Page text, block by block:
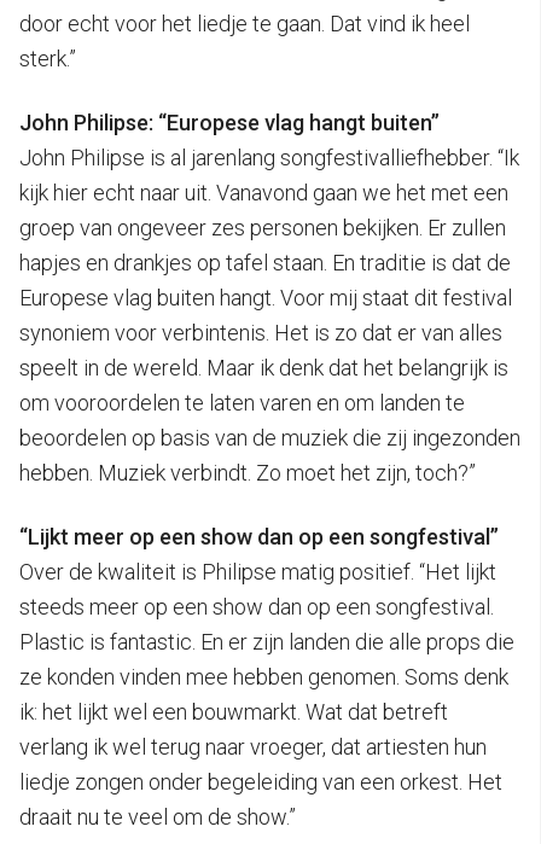
door echt voor het liedje te gaan. Dat vind ik heel
sterk.”
John Philipse: “Europese vlag hangt buiten”
John Philipse is al jarenlang songfestivalliefhebber. “Ik
kijk hier echt naar uit. Vanavond gaan we het met een
groep van ongeveer zes personen bekijken. Er zullen
hapjes en drankjes op tafel staan. En traditie is dat de
Europese vlag buiten hangt. Voor mij staat dit festival
synoniem voor verbintenis. Het is zo dat er van alles
speelt in de wereld. Maar ik denk dat het belangrijk is
om vooroordelen te laten varen en om landen te
beoordelen op basis van de muziek die zij ingezonden
hebben. Muziek verbindt. Zo moet het zijn, toch?”
“Lijkt meer op een show dan op een songfestival”
Over de kwaliteit is Philipse matig positief. “Het lijkt
steeds meer op een show dan op een songfestival.
Plastic is fantastic. En er zijn landen die alle props die
ze konden vinden mee hebben genomen. Soms denk
ik: het lijkt wel een bouwmarkt. Wat dat betreft
verlang ik wel terug naar vroeger, dat artiesten hun
liedje zongen onder begeleiding van een orkest. Het
draait nu te veel om de show.”